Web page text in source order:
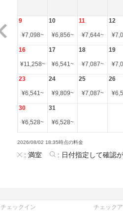
9
¥7,098~
10
¥6,856~
11
¥7,644~
12
¥
16
¥11,258~
17
¥6,541~
18
¥7,087~
19
¥
23
¥6,541~
24
¥9,809~
25
¥7,087~
26
¥
30
¥6,528~
31
¥6,528~
2026/08/02 18:35時点の料金
: 満室 : 日付指定して確認
チェックイン チェック